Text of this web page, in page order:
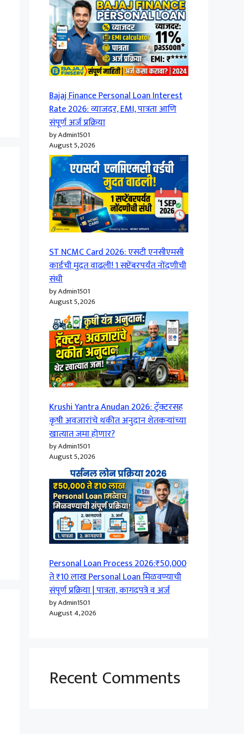
Bajaj Finance Personal Loan Interest
Rate 2026: व्याजदर, EMI, पात्रता आणि
संपूर्ण अर्ज प्रक्रिया
by Admin1501
August 5, 2026
ST NCMC Card 2026: एसटी एनसीएमसी
कार्डची मुदत वाढली! 1 सप्टेंबरपर्यंत नोंदणीची
संधी
by Admin1501
August 5, 2026
Krushi Yantra Anudan 2026: ट्रॅक्टरसह
कृषी अवजारांचे थकीत अनुदान शेतकऱ्यांच्या
खात्यात जमा होणार?
by Admin1501
August 5, 2026
Personal Loan Process 2026:₹50,000
ते ₹10 लाख Personal Loan मिळवण्याची
संपूर्ण प्रक्रिया | पात्रता, कागदपत्रे व अर्ज
by Admin1501
August 4, 2026
Recent Comments